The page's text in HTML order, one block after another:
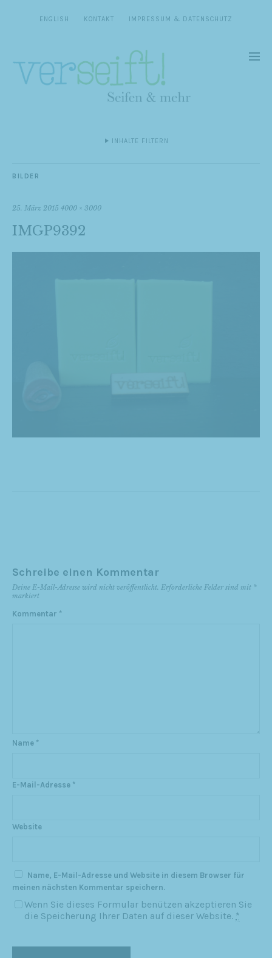
ENGLISH KONTAKT IMPRESSUM & DATENSCHUTZ
INHALTE FILTERN
BILDER
25. März 2015 4000 × 3000
IMGP9392
Schreibe einen Kommentar
Deine E-Mail-Adresse wird nicht veröffentlicht. Erforderliche Felder sind mit *
markiert
Kommentar *
Name *
E-Mail-Adresse *
Website
Name, E-Mail-Adresse und Website in diesem Browser für
meinen nächsten Kommentar speichern.
Wenn Sie dieses Formular benützen akzeptieren Sie
die Speicherung Ihrer Daten auf dieser Website. *